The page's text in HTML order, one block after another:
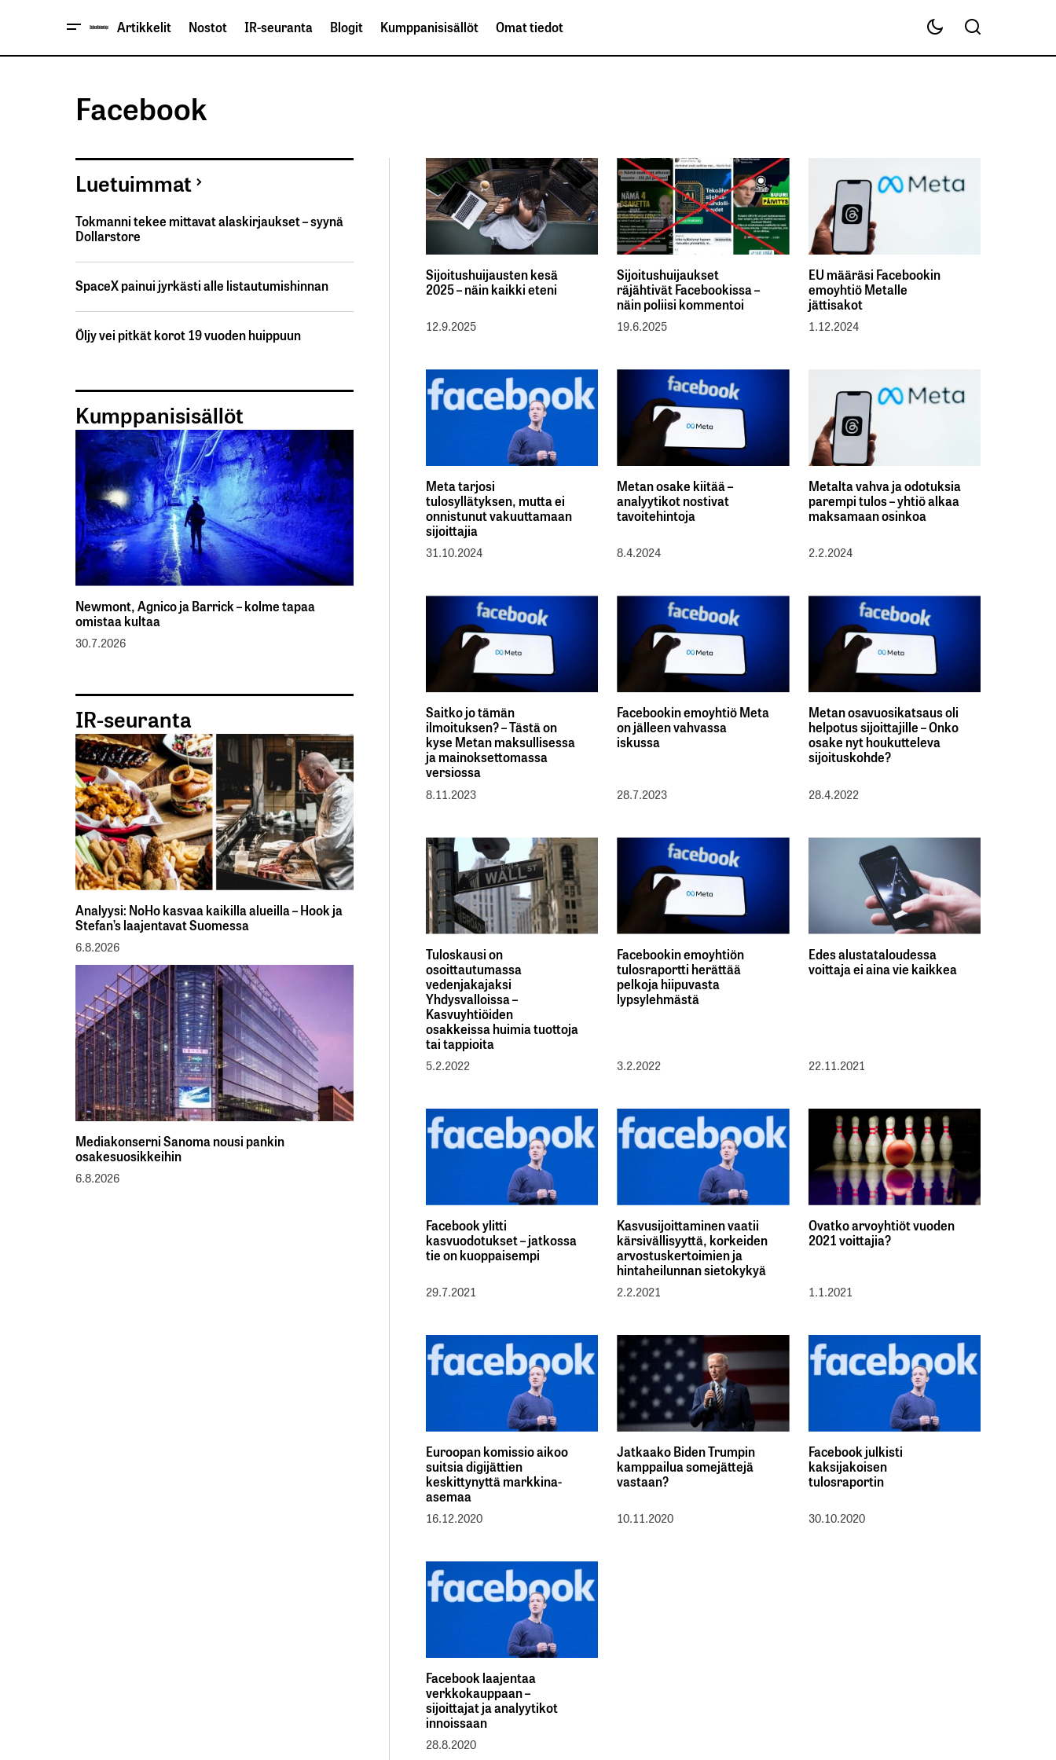
Artikkelit Nostot IR-seuranta Blogit Kumppanisisällöt Omat tiedot
Facebook
Sijoitushuijausten kesä
2025 – näin kaikki eteni
12.9.2025
Sijoitushuijaukset
räjähtivät Facebookissa –
näin poliisi kommentoi
19.6.2025
EU määräsi Facebookin
emoyhtiö Metalle
jättisakot
1.12.2024
Meta tarjosi
tulosyllätyksen, mutta ei
onnistunut vakuuttamaan
sijoittajia
31.10.2024
Metan osake kiitää –
analyytikot nostivat
tavoitehintoja
8.4.2024
Metalta vahva ja odotuksia
parempi tulos – yhtiö alkaa
maksamaan osinkoa
2.2.2024
Saitko jo tämän
ilmoituksen? – Tästä on
kyse Metan maksullisessa
ja mainoksettomassa
versiossa
8.11.2023
Facebookin emoyhtiö Meta
on jälleen vahvassa
iskussa
28.7.2023
Metan osavuosikatsaus oli
helpotus sijoittajille – Onko
osake nyt houkutteleva
sijoituskohde?
28.4.2022
Tuloskausi on
osoittautumassa
vedenjakajaksi
Yhdysvalloissa –
Kasvuyhtiöiden
osakkeissa huimia tuottoja
tai tappioita
5.2.2022
Facebookin emoyhtiön
tulosraportti herättää
pelkoja hiipuvasta
lypsylehmästä
3.2.2022
Edes alustataloudessa
voittaja ei aina vie kaikkea
22.11.2021
Facebook ylitti
kasvuodotukset – jatkossa
tie on kuoppaisempi
29.7.2021
Kasvusijoittaminen vaatii
kärsivällisyyttä, korkeiden
arvostuskertoimien ja
hintaheilunnan sietokykyä
2.2.2021
Ovatko arvoyhtiöt vuoden
2021 voittajia?
1.1.2021
Euroopan komissio aikoo
suitsia digijättien
keskittynyttä markkina-
asemaa
16.12.2020
Jatkaako Biden Trumpin
kamppailua somejättejä
vastaan?
10.11.2020
Facebook julkisti
kaksijakoisen
tulosraportin
30.10.2020
Facebook laajentaa
verkkokauppaan –
sijoittajat ja analyytikot
innoissaan
28.8.2020
Luetuimmat
Tokmanni tekee mittavat alaskirjaukset – syynä
Dollarstore
SpaceX painui jyrkästi alle listautumishinnan
Öljy vei pitkät korot 19 vuoden huippuun
Kumppanisisällöt
Newmont, Agnico ja Barrick – kolme tapaa
omistaa kultaa
30.7.2026
IR-seuranta
Analyysi: NoHo kasvaa kaikilla alueilla – Hook ja
Stefan’s laajentavat Suomessa
6.8.2026
Mediakonserni Sanoma nousi pankin
osakesuosikkeihin
6.8.2026